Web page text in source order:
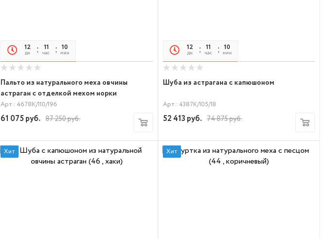
12
дн
11
час
10
мин
Пальто из натурального меха овчины
астраган с отделкой мехом норки
Арт.: 4678К/110/196
61 075 руб. 87 250руб.
12
дн
11
час
10
мин
Шуба из астрагана с капюшоном
Арт.: 4387К/105/18
52 413 руб. 74 875руб.
Хит Хит